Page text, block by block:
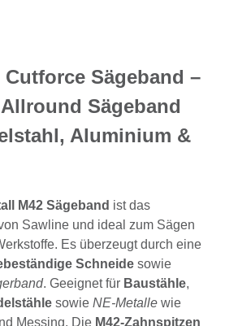
Sägeband –
Sägeband
Aluminium &
M42 Sägeband ist das
Sawline und ideal zum Sägen
Es überzeugt durch eine
Schneide sowie
. Geeignet für Baustähle,
sowie NE-Metalle wie
Messing. Die M42-Zahnspitzen